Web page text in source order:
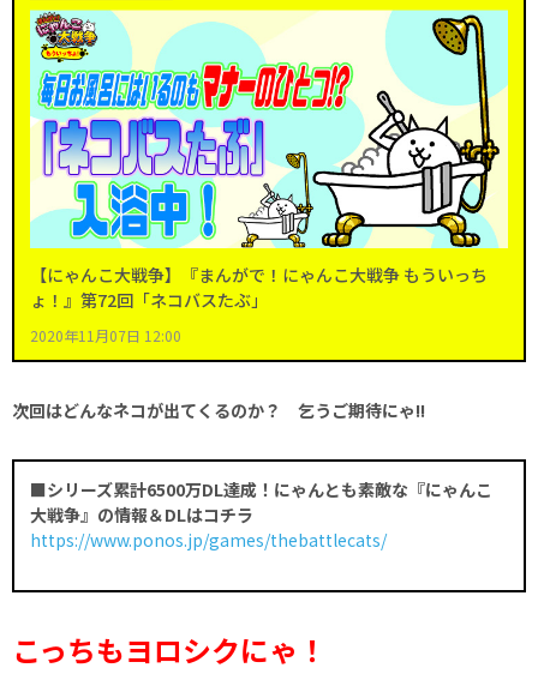
【にゃんこ大戦争】『まんがで！にゃんこ大戦争 もういっち
ょ！』第72回「ネコバスたぶ」
2020年11月07日 12:00
次回はどんなネコが出てくるのか？ 乞うご期待にゃ!!
■シリーズ累計6500万DL達成！にゃんとも素敵な『にゃんこ
大戦争』の情報＆DLはコチラ
https://www.ponos.jp/games/thebattlecats/
こっちもヨロシクにゃ！